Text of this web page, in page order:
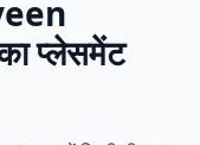
प्लेसमेंट